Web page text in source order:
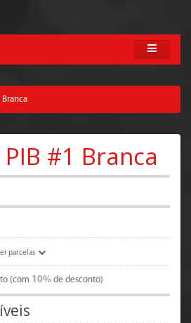
Branca
#1 Branca
parcelas
(com 10% de desconto)